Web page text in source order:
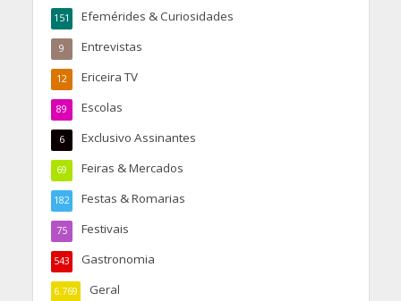
Efemérides & Curiosidades
151
Entrevistas
9
Ericeira TV
12
Escolas
89
Exclusivo Assinantes
6
Feiras & Mercados
69
Festas & Romarias
182
Festivais
75
Gastronomia
543
Geral
6.769